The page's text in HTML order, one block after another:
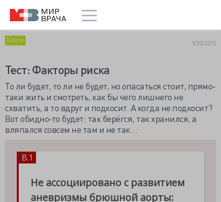
Блоги 9/30/2015
Тест: Факторы риска
То ли будет, то ли не будет, но опасаться стоит, прямо-
таки жить и смотреть, как бы чего лишнего не
схватить, а то вдруг и подкосит. А когда не подкосит?
Вот обидно-то будет: так берёгся, так хранился, а
вляпался совсем не там и не так…